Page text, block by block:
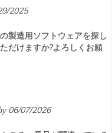
2025
製造用ソフトウェアを探し
だけますか?よろしくお願
06/07/2026